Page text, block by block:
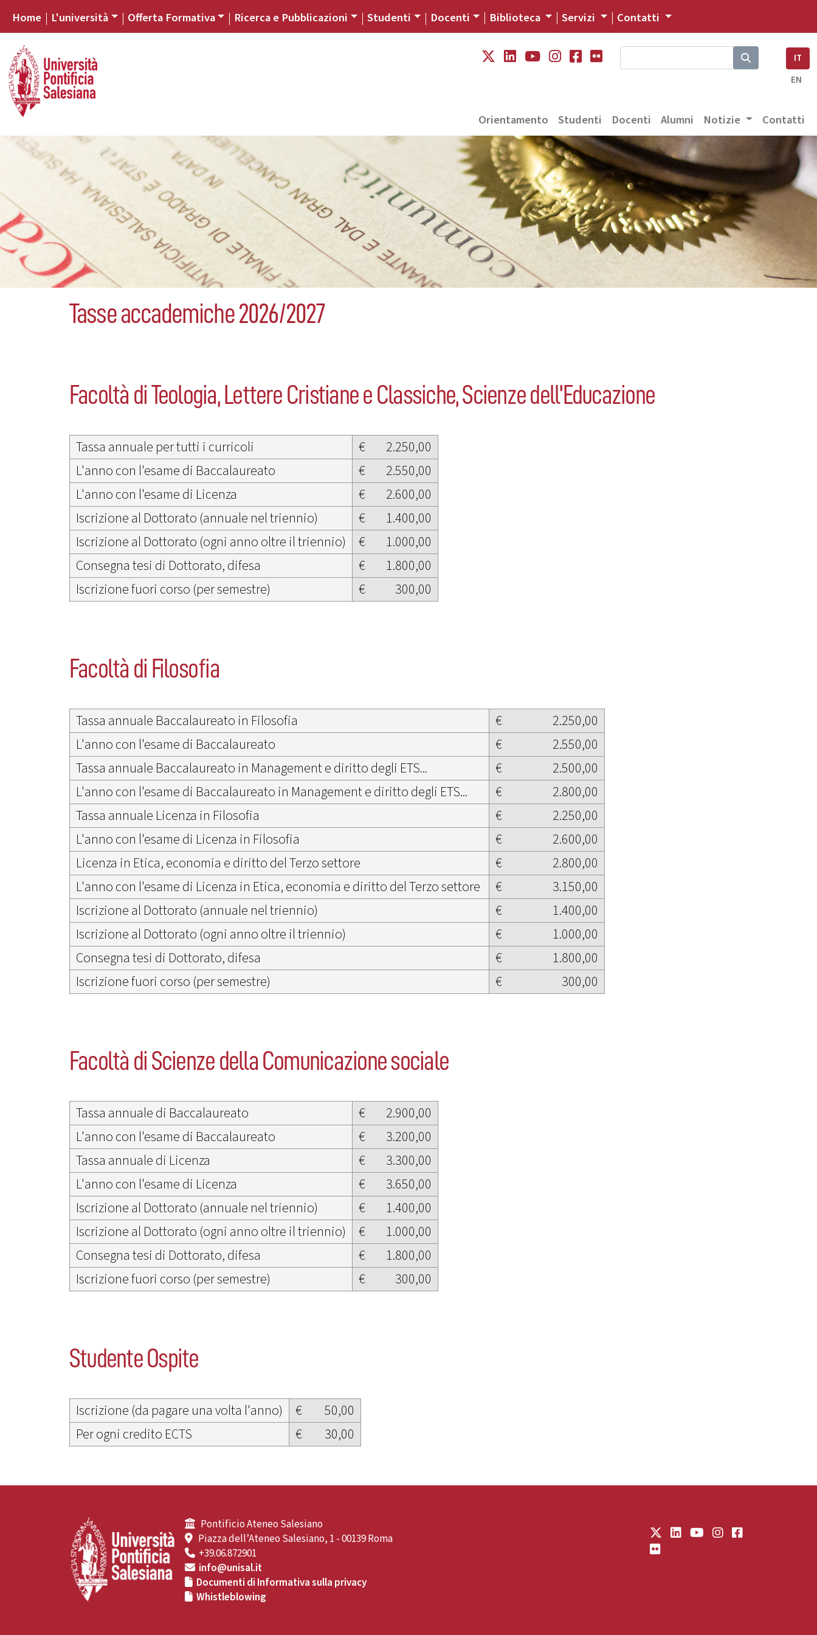
Home L'università Offerta Formativa Ricerca e Pubblicazioni Studenti Docenti Biblioteca Servizi Contatti
IT
EN
Orientamento Studenti Docenti Alumni Notizie Contatti
Tasse accademiche 2026/2027
Facoltà di Teologia, Lettere Cristiane e Classiche, Scienze dell'Educazione
Tassa annuale per tutti i curricoli €
2.250,00
L'anno con l'esame di Baccalaureato
€
2.550,00
L'anno con l'esame di Licenza
€
2.600,00
Iscrizione al Dottorato (annuale nel triennio)
€
1.400,00
Iscrizione al Dottorato (ogni anno oltre il triennio)
€
1.000,00
Consegna tesi di Dottorato, difesa
€
1.800,00
Iscrizione fuori corso (per semestre)
€ 300,00
Facoltà di Filosofia
Tassa annuale Baccalaureato in Filosofia €
2.250,00
L'anno con l'esame di Baccalaureato
€
2.550,00
Tassa annuale Baccalaureato in Management e diritto degli ETS...
€
2.500,00
L'anno con l'esame di Baccalaureato in Management e diritto degli ETS...
€
2.800,00
Tassa annuale Licenza in Filosofia
€
2.250,00
L'anno con l'esame di Licenza in Filosofia
€
2.600,00
Licenza in Etica, economia e diritto del Terzo settore
€
2.800,00
L'anno con l'esame di Licenza in Etica, economia e diritto del Terzo settore
€
3.150,00
Iscrizione al Dottorato (annuale nel triennio)
€
1.400,00
Iscrizione al Dottorato (ogni anno oltre il triennio)
€
1.000,00
Consegna tesi di Dottorato, difesa
€
1.800,00
Iscrizione fuori corso (per semestre)
€ 300,00
Facoltà di Scienze della Comunicazione sociale
Tassa annuale di Baccalaureato €
2.900,00
L'anno con l'esame di Baccalaureato
€
3.200,00
Tassa annuale di Licenza
€
3.300,00
L'anno con l'esame di Licenza
€
3.650,00
Iscrizione al Dottorato (annuale nel triennio)
€
1.400,00
Iscrizione al Dottorato (ogni anno oltre il triennio)
€
1.000,00
Consegna tesi di Dottorato, difesa
€
1.800,00
Iscrizione fuori corso (per semestre)
€ 300,00
Studente Ospite
Iscrizione (da pagare una volta l'anno) €
50,00
Per ogni credito ECTS
€ 30,00
Pontificio Ateneo Salesiano
Piazza dell’Ateneo Salesiano, 1 - 00139 Roma
+39.06.872901
info@unisal.it
Documenti di Informativa sulla privacy
Whistleblowing